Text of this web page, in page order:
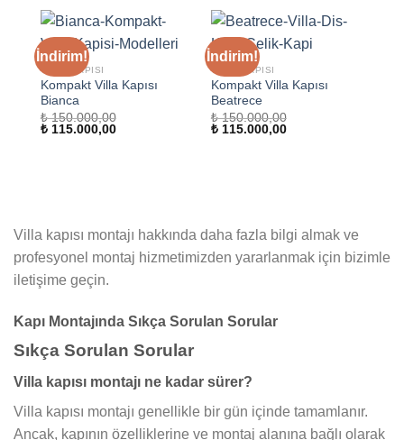
İndirim!
VILLA KAPISI
Kompakt Villa Kapısı
Bianca
₺150.000,00
Orijinal
₺115.000,00Şu
İndirim!
VILLA KAPISI
Kompakt Villa Kapısı
Beatrece
₺150.000,00
Orijinal
₺115.000,00Şu
Villa kapısı montajı hakkında daha fazla bilgi almak ve
profesyonel montaj hizmetimizden yararlanmak için bizimle
iletişime geçin.
Kapı Montajında Sıkça Sorulan Sorular
Sıkça Sorulan Sorular
Villa kapısı montajı ne kadar sürer?
Villa kapısı montajı genellikle bir gün içinde tamamlanır.
Ancak, kapının özelliklerine ve montaj alanına bağlı olarak